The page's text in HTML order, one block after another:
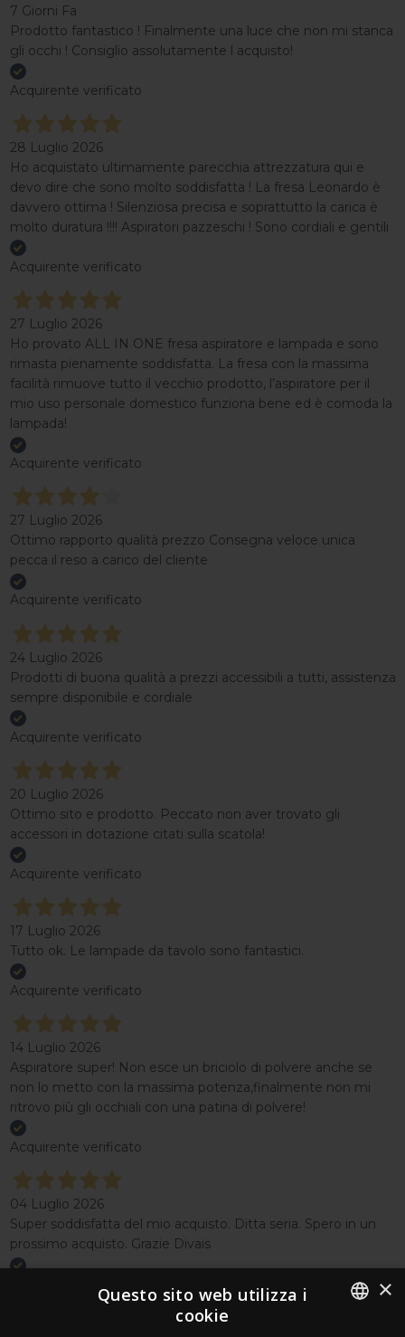
7 Giorni Fa
Prodotto fantastico ! Finalmente una luce che non mi stanca
gli occhi ! Consiglio assolutamente l acquisto!
Acquirente verificato
28 Luglio 2026
Ho acquistato ultimamente parecchia attrezzatura qui e
devo dire che sono molto soddisfatta ! La fresa Leonardo è
davvero ottima ! Silenziosa precisa e soprattutto la carica è
molto duratura !!!! Aspiratori pazzeschi ! Sono cordiali e gentili
Acquirente verificato
27 Luglio 2026
Ho provato ALL IN ONE fresa aspiratore e lampada e sono
rimasta pienamente soddisfatta. La fresa con la massima
facilità rimuove tutto il vecchio prodotto, l’aspiratore per il
mio uso personale domestico funziona bene ed è comoda la
lampada!
Acquirente verificato
27 Luglio 2026
Ottimo rapporto qualità prezzo Consegna veloce unica
pecca il reso a carico del cliente
Acquirente verificato
24 Luglio 2026
Prodotti di buona qualità a prezzi accessibili a tutti, assistenza
sempre disponibile e cordiale
Acquirente verificato
20 Luglio 2026
Ottimo sito e prodotto. Peccato non aver trovato gli
accessori in dotazione citati sulla scatola!
Acquirente verificato
17 Luglio 2026
Tutto ok. Le lampade da tavolo sono fantastici.
Acquirente verificato
14 Luglio 2026
Aspiratore super! Non esce un briciolo di polvere anche se
non lo metto con la massima potenza,finalmente non mi
ritrovo più gli occhiali con una patina di polvere!
Acquirente verificato
04 Luglio 2026
Super soddisfatta del mio acquisto. Ditta seria. Spero in un
prossimo acquisto. Grazie Divais
×
Questo sito web utilizza i
cookie